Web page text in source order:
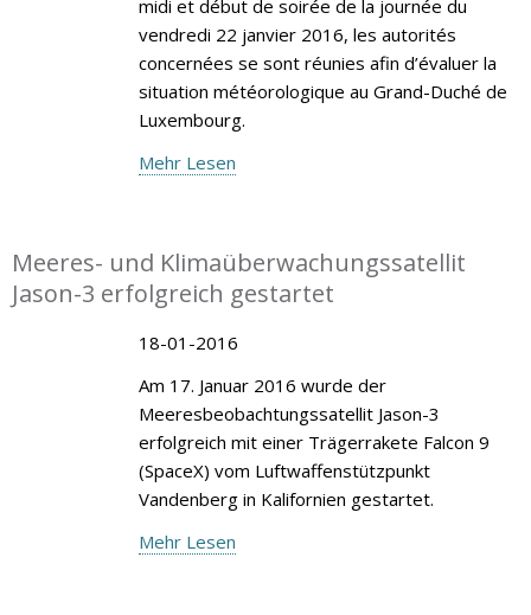
midi et début de soirée de la journée du
vendredi 22 janvier 2016, les autorités
concernées se sont réunies afin d’évaluer la
situation météorologique au Grand-Duché de
Luxembourg.
Mehr Lesen
Meeres- und Klimaüberwachungssatellit
Jason-3 erfolgreich gestartet
18-01-2016
Am 17. Januar 2016 wurde der
Meeresbeobachtungssatellit Jason-3
erfolgreich mit einer Trägerrakete Falcon 9
(SpaceX) vom Luftwaffenstützpunkt
Vandenberg in Kalifornien gestartet.
Mehr Lesen